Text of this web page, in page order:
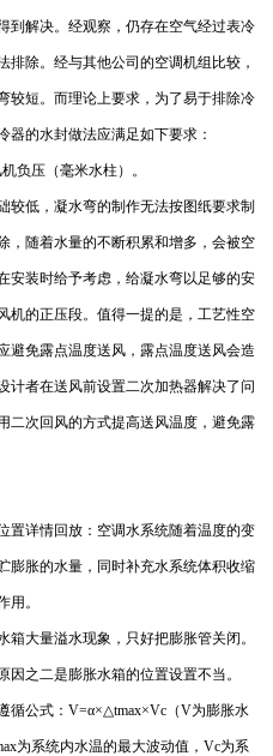
到解决。经观察，仍存在空气经过表冷
除。经与其他公司的空调机组比较，
较短。而理论上要求，为了易于排除冷
器的水封做法应满足如下要求：
负压（毫米水柱）。
较低，凝水弯的制作无法按图纸要求制
，随着水量的不断积累和增多，会被空
安装时给予考虑，给凝水弯以足够的安
机的正压段。值得一提的是，工艺性空
避免露点温度送风，露点温度送风会造
计者在送风前设置二次加热器解决了问
二次回风的方式提高送风温度，避免露
置详情回放：空调水系统随着温度的变
膨胀的水量，同时补充水系统体积收缩
用。
大量溢水现象，只好把膨胀管关闭。
之二是膨胀水箱的位置设置不当。
循公式：V=α×△tmax×Vc（V为膨胀水
为系统内水温的最大波动值，Vc为系